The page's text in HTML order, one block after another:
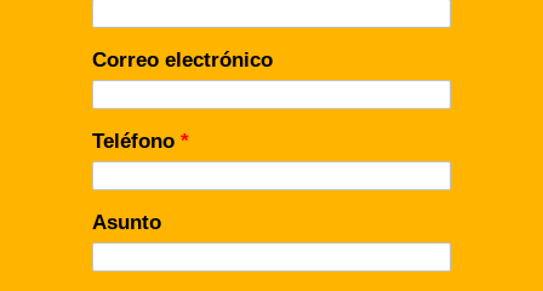
Correo electrónico
Teléfono *
Asunto